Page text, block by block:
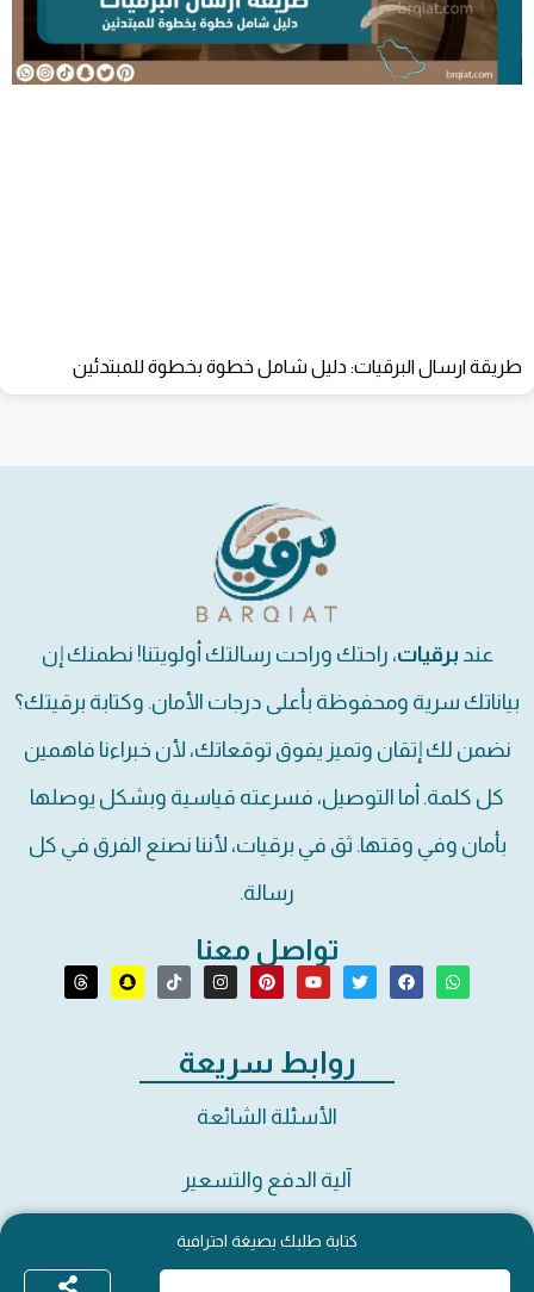
طريقة ارسال البرقيات: دليل شامل خطوة بخطوة للمبتدئين
كتابة طلبك بصيغة احترافية
عند برقيات، راحتك وراحت رسالتك أولويتنا! نطمنك إن
بياناتك سرية ومحفوظة بأعلى درجات الأمان. وكتابة برقيتك؟
نضمن لك إتقان وتميز يفوق توقعاتك، لأن خبراءنا فاهمين
كل كلمة. أما التوصيل، فسرعته قياسية وبشكل يوصلها
بأمان وفي وقتها. ثق في برقيات، لأننا نصنع الفرق في كل
رسالة.
تواصل معنا
روابط سريعة
الأسئلة الشائعة
آلية الدفع والتسعير
دليل استخدام الموقع